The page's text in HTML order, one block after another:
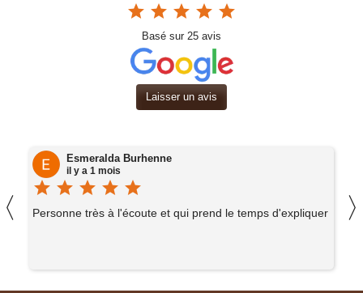
star star star star star
Basé sur 25 avis
Laisser un avis
qui prend le temps d'expliquer
Accueil et conseils au top.